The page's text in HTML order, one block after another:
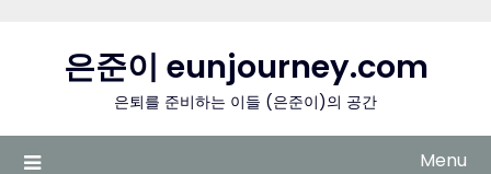
content은준이 eunjourney.com
은퇴를 준비하는 이들 (은준이)의 공간
Menu